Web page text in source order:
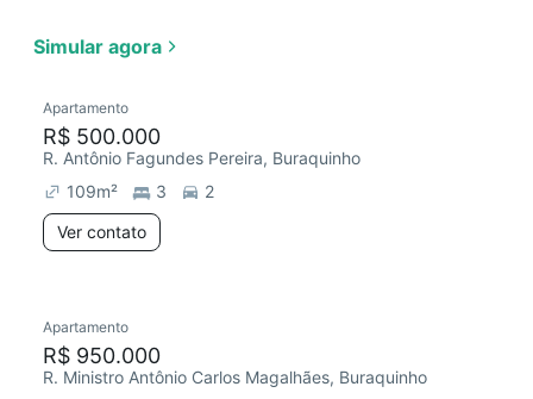
Simular agora
Apartamento
R$ 500.000
R. Antônio Fagundes Pereira, Buraquinho
109m² 3
2
Ver contato
Apartamento
R$ 950.000
R. Ministro Antônio Carlos Magalhães, Buraquinho